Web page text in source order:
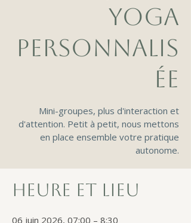
YOGA
PERSONNALIS
ÉE
Mini-groupes, plus d'interaction et
d'attention. Petit à petit, nous mettons
en place ensemble votre pratique
autonome.
Heure et lieu
06 juin 2026, 07:00 – 8:30